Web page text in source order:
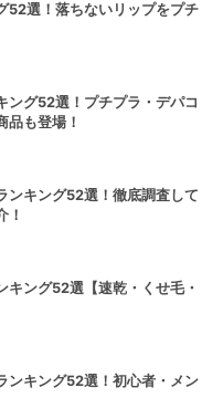
52選！落ちないリップをプチ
ング52選！プチプラ・デパコ
品も登場！
ンキング52選！徹底調査して
！
キング52選【速乾・くせ毛・
ンキング52選！初心者・メン